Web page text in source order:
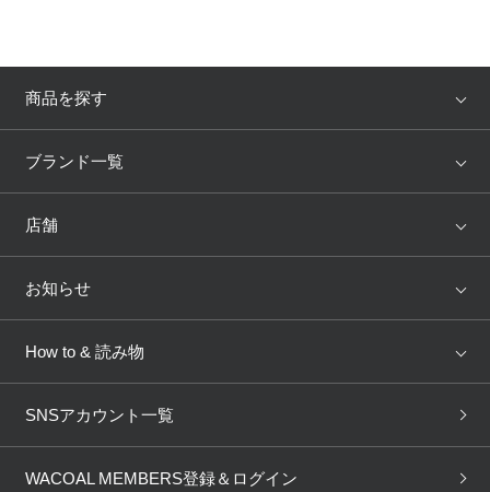
商品を探す
アイテム
トピックス
ブランド一覧
WACOAL
AMPHI une nana cool
OUR WACOAL
WACOAL Remamma Mens Innerwear
店舗
店舗を探す
ブラ無料診断
3Dボディスキャン
お知らせ
新着情報
商品回収
How to & 読み物
下着の基礎知識
SNSアカウント一覧
WACOAL MEMBERS登録＆ログイン